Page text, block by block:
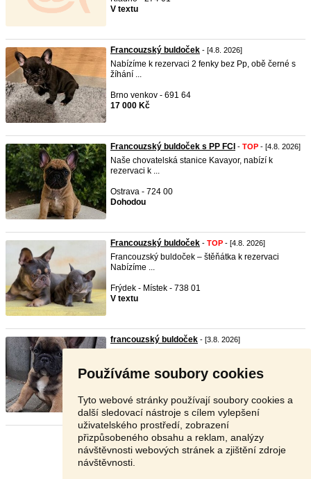
Používáme soubory cookies
Tyto webové stránky používají soubory cookies a
další sledovací nástroje s cílem vylepšení
uživatelského prostředí, zobrazení
přizpůsobeného obsahu a reklam, analýzy
návštěvnosti webových stránek a zjištění zdroje
návštěvnosti.
V textu
Francouzský buldoček - [4.8. 2026]
Nabízíme k rezervaci 2 fenky bez Pp, obě černé s
žíhání ...
Brno venkov - 691 64
17 000 Kč
Francouzský buldoček s PP FCI - TOP - [4.8. 2026]
Naše chovatelská stanice Kavayor, nabízí k
rezervaci k ...
Ostrava - 724 00
Dohodou
Francouzský buldoček - TOP - [4.8. 2026]
Francouzský buldoček – štěňátka k rezervaci
Nabízíme ...
Frýdek - Místek - 738 01
V textu
francouzský buldoček - [3.8. 2026]
Dohodou
Stránka: 1 2 3 Další